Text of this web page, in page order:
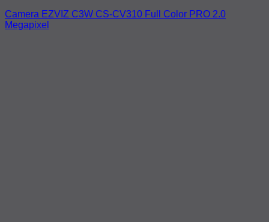
Camera EZVIZ C3W CS-CV310 Full Color PRO 2.0
Megapixel